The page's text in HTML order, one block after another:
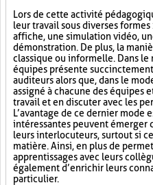
Lors de cette activité
leur travail sous diverses
affiche, une simulation vidéo,
démonstration. De plus, la
classique ou informelle. Dans le
équipes présente
auditeurs alors que, dans le
assigné à chacune des équipes
travail et en discuter avec les
L’avantage de ce dernier mode
intéressantes peuvent émerger
leurs interlocuteurs, surtout si
matière. Ainsi, en plus de
apprentissages avec leurs
également d’enrichir leurs
particulier.